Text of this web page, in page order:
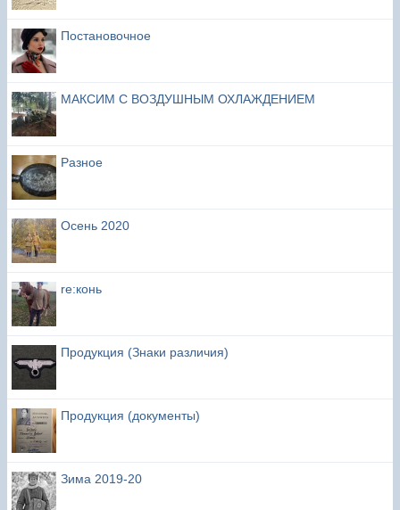
Постановочное
МАКСИМ С ВОЗДУШНЫМ ОХЛАЖДЕНИЕМ
Разное
Осень 2020
re:конь
Продукция (Знаки различия)
Продукция (документы)
Зима 2019-20